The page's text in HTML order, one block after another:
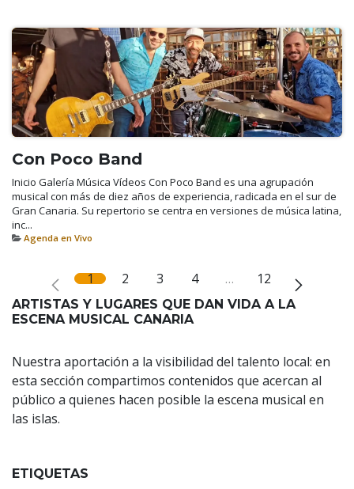
Con Poco Band
Inicio Galería Música Vídeos Con Poco Band es una agrupación
musical con más de diez años de experiencia, radicada en el sur de
Gran Canaria. Su repertorio se centra en versiones de música latina,
inc...
Agenda en Vivo
1 2 3 4 … 12
ARTISTAS Y LUGARES QUE DAN VIDA A LA
ESCENA MUSICAL CANARIA
Nuestra aportación a la visibilidad del talento local: en
esta sección compartimos contenidos que acercan al
público a quienes hacen posible la escena musical en
las islas.
ETIQUETAS